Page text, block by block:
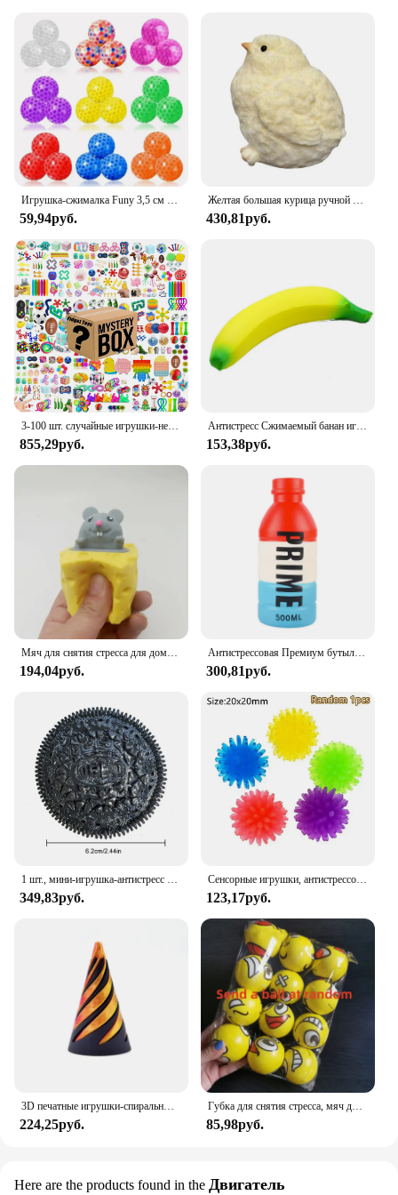
59,94руб. 430,81руб.
3-100 шт. случайные игрушки-непоседы Mys-tery, подарочная упаковка, сумка-сюрприз, набор антистрессовых различных рельефных игрушек для детей, лидер продаж
855,29руб.
Антистресс Сжимаемый банан игрушки медленно растет Джамбо Сжимаемый фрукт для сжимания игрушка Смешные снятие стресса уменьшить давление опора
153,38руб.
Мяч для снятия стресса для домашних животных, Сырная мышь, зажим для сыра, Забавный мяч для снятия стресса, мячик для белки, игрушка для розыгрыша, игрушки-антистресс
194,04руб.
Антистрессовая Премиум бутылка для напитков, сжимаемая игрушка, мягкая набивная латте американо кофе, детский подарок на день рождения
300,81руб.
1 шт., мини-игрушка-антистресс из силикона
349,83руб.
Сенсорные игрушки, антистрессовые эластичные струны, Push It, мягкая цепочка, куб, радужный шар, мини-сжимаемая игрушка для взрослых, детский подарок
123,17руб.
3D печатные игрушки-спиральные конусы, невозможная пирамида, прозрачная скульптура, проходная пирамида, игрушка-непоседа, игрушки для снятия стресса, винты
224,25руб.
Губка для снятия стресса, мяч для снятия стресса, мяч-игрушка, сжимаемая ручка, запястье, упражнения для детей, взрослых, детей, креативные подарки
85,98руб.
Here are the products found in the Двигатель